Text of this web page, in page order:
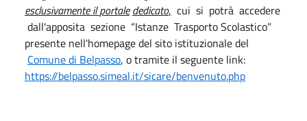
esclusivamente il portale dedicato, cui si potrà accedere
dall'apposita sezione “Istanze Trasporto Scolastico”
presente nell'homepage del sito istituzionale del
Comune di Belpasso, o tramite il seguente link:
https://belpasso.simeal.it/sicare/benvenuto.php